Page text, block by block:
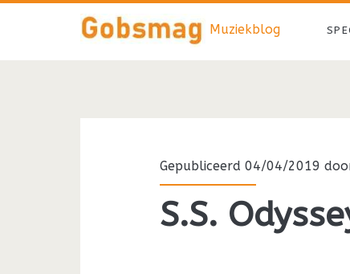
Muziekblog
Gepubliceerd 04/04/2019
S.S.